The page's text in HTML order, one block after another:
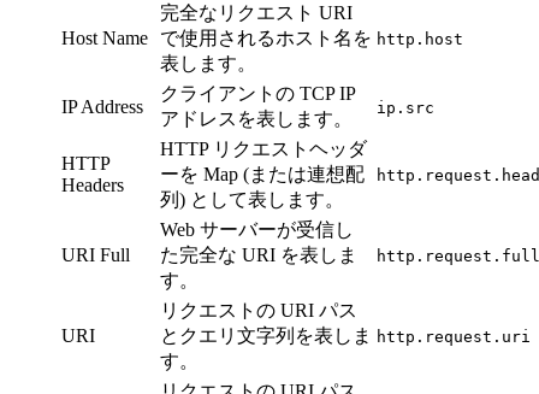
Host Name
完全なリクエスト URI
で使用されるホスト名を
表します。
http.host
IP Address
クライアントの TCP IP
アドレスを表します。
ip.src
HTTP
Headers
HTTP リクエストヘッダ
ーを Map (または連想配
列) として表します。
URI Full
Web サーバーが受信し
た完全な URI を表しま
す。
URI
リクエストの URI パス
とクエリ文字列を表しま
す。
http.request.uri